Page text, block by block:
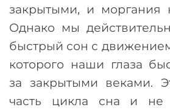
закрытыми, и моргания
Однако мы
быстрый сон с
которого наши глаза
за закрытыми веками.
часть цикла сна и не